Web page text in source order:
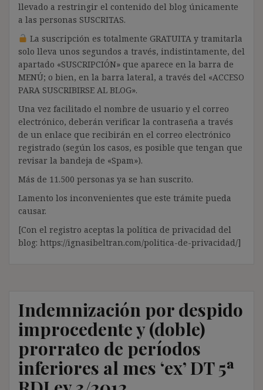
llevado a restringir el contenido del blog únicamente
a las personas SUSCRITAS.
La suscripción es totalmente GRATUITA y tramitarla
solo lleva unos segundos a través, indistintamente, del
apartado «SUSCRIPCIÓN» que aparece en la barra de
MENÚ; o bien, en la barra lateral, a través del «ACCESO
PARA SUSCRIBIRSE AL BLOG».
Una vez facilitado el nombre de usuario y el correo
electrónico, deberán verificar la contraseña a través
de un enlace que recibirán en el correo electrónico
registrado (según los casos, es posible que tengan que
revisar la bandeja de «Spam»).
Más de 11.500 personas ya se han suscrito.
Lamento los inconvenientes que este trámite pueda
causar.
[Con el registro aceptas la política de privacidad del
blog: https://ignasibeltran.com/politica-de-privacidad/]
Indemnización por despido
improcedente y (doble)
prorrateo de períodos
inferiores al mes ‘ex’ DT 5ª